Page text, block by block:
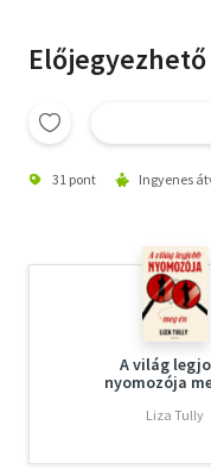
Előjegyezhető
31 pont Ingyenes
A világ
nyomozója
Liza Tully